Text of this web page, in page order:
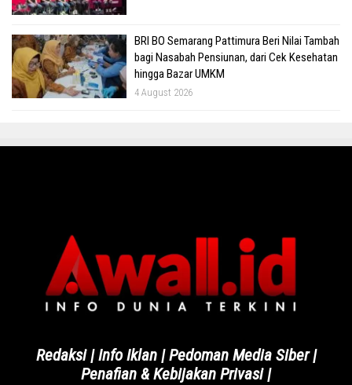
BRI BO Semarang Pattimura Beri Nilai Tambah
bagi Nasabah Pensiunan, dari Cek Kesehatan
hingga Bazar UMKM
4 August 2026
Redaksi|Info Iklan|Pedoman Media Siber|
Penafian & Kebijakan Privasi|